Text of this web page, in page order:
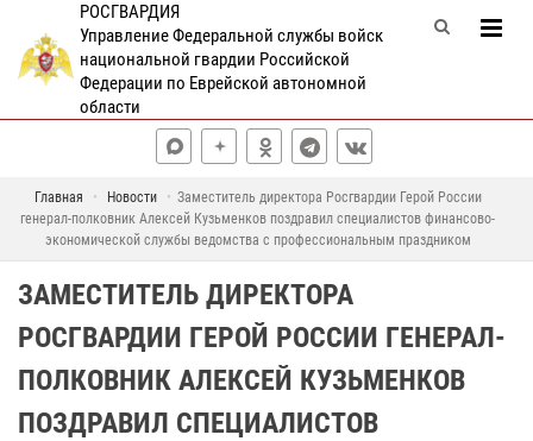
РОСГВАРДИЯ
Управление Федеральной службы войск
национальной гвардии Российской
Федерации по Еврейской автономной
области
Главная Новости
Заместитель директора Росгвардии Герой России
генерал-полковник Алексей Кузьменков поздравил специалистов финансово-
экономической службы ведомства с профессиональным праздником
ЗАМЕСТИТЕЛЬ ДИРЕКТОРА
РОСГВАРДИИ ГЕРОЙ РОССИИ ГЕНЕРАЛ-
ПОЛКОВНИК АЛЕКСЕЙ КУЗЬМЕНКОВ
ПОЗДРАВИЛ СПЕЦИАЛИСТОВ